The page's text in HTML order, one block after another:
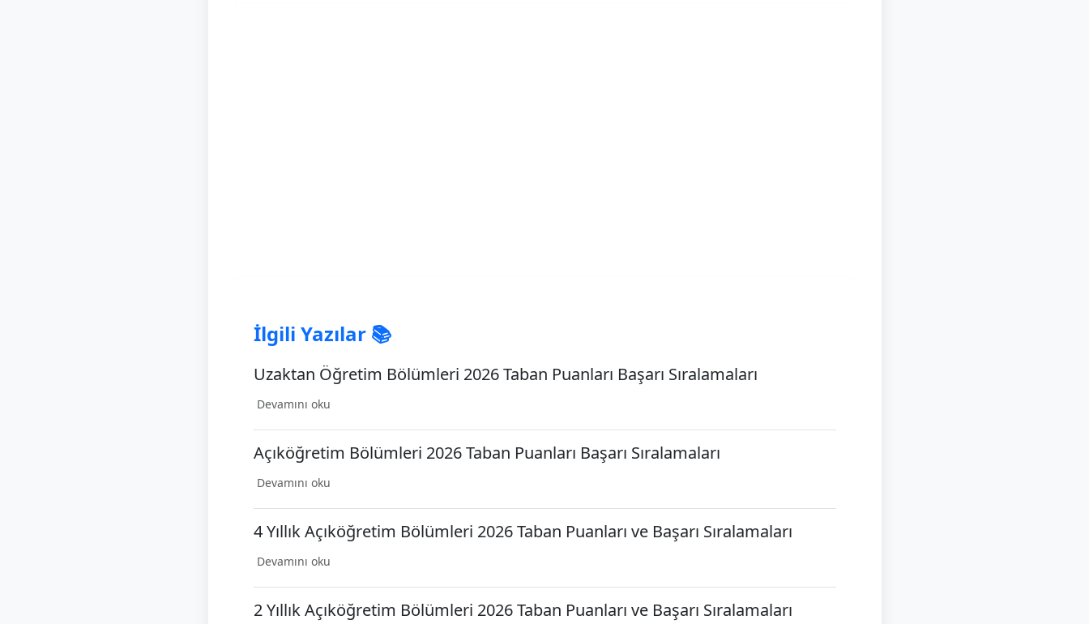
İlgili Yazılar 📚
Uzaktan Öğretim Bölümleri 2026 Taban Puanları Başarı Sıralamaları
Devamını oku
Açıköğretim Bölümleri 2026 Taban Puanları Başarı Sıralamaları
Devamını oku
4 Yıllık Açıköğretim Bölümleri 2026 Taban Puanları ve Başarı Sıralamaları
Devamını oku
2 Yıllık Açıköğretim Bölümleri 2026 Taban Puanları ve Başarı Sıralamaları